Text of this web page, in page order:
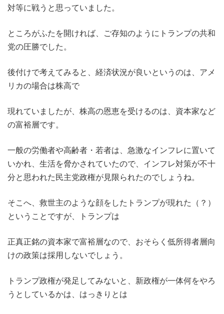
対等に戦うと思っていました。
ところがふたを開ければ、ご存知のようにトランプの共和
党の圧勝でした。
後付けで考えてみると、経済状況が良いというのは、アメ
リカの場合は株高で
現れていましたが、株高の恩恵を受けるのは、資本家など
の富裕層です。
一般の労働者や高齢者・若者は、急激なインフレに置いて
いかれ、生活を脅かされていたので、インフレ対策が不十
分と思われた民主党政権が見限られたのでしょうね。
そこへ、救世主のような顔をしたトランプが現れた（？）
ということですが、トランプは
正真正銘の資本家で富裕層なので、おそらく低所得者層向
けの政策は採用しないでしょう。
トランプ政権が発足してみないと、新政権が一体何をやろ
うとしているかは、はっきりとは